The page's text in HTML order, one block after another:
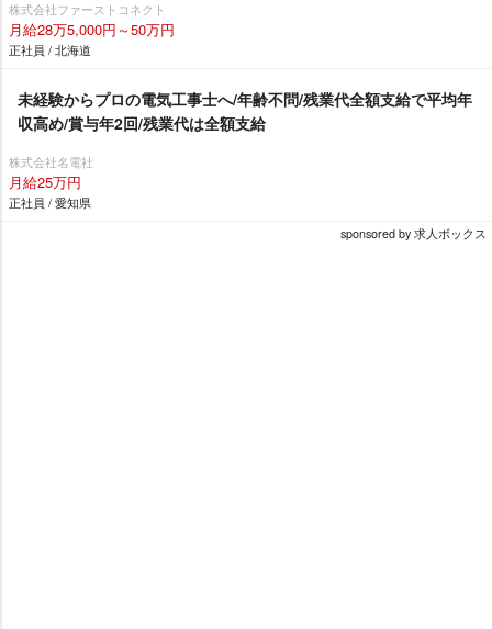
株式会社ファーストコネクト
月給28万5,000円～50万円
正社員 / 北海道
未経験からプロの電気工事士へ/年齢不問/残業代全額支給で平均年
収高め/賞与年2回/残業代は全額支給
株式会社名電社
月給25万円
正社員 / 愛知県
sponsored by 求人ボックス